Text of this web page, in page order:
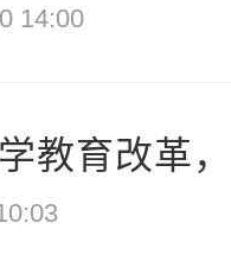
14:00
教育改革